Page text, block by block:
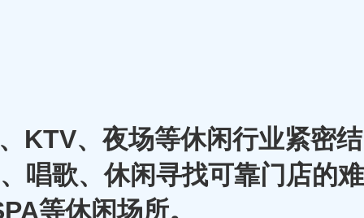
KTV、夜场等休闲行业紧密结
唱歌、休闲寻找可靠门店的难
等休闲场所。